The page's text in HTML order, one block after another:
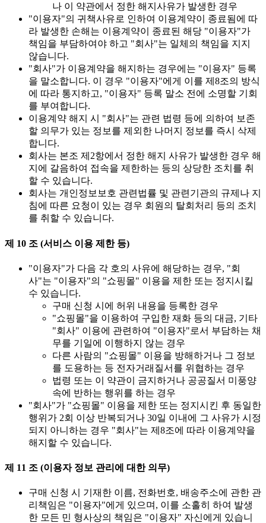
나 이 약관에서 정한 해지사유가 발생한 경우
"이용자"의 귀책사유로 인하여 이용계약이 종료됨에 따
라 발생한 손해는 이용계약이 종료된 해당 "이용자"가
책임을 부담하여야 하고 "회사"는 일체의 책임을 지지
않습니다.
"회사"가 이용계약을 해지하는 경우에는 "이용자" 등록
을 말소합니다. 이 경우 "이용자"에게 이를 제8조의 방식
에 따라 통지하고, "이용자" 등록 말소 전에 소명할 기회
를 부여합니다.
이용계약 해지 시 "회사"는 관련 법령 등에 의하여 보존
할 의무가 있는 정보를 제외한 나머지 정보를 즉시 삭제
합니다.
회사는 본조 제2항에서 정한 해지 사유가 발생한 경우 해
지에 갈음하여 접속을 제한하는 등의 상당한 조치를 취
할 수 있습니다.
회사는 개인정보보호 관련법률 및 관련기관의 규제나 지
침에 따른 요청이 있는 경우 회원의 탈회처리 등의 조치
를 취할 수 있습니다.
제 10 조 (서비스 이용 제한 등)
"이용자"가 다음 각 호의 사유에 해당하는 경우, "회
사"는 "이용자"의 "쇼핑몰" 이용을 제한 또는 정지시킬
수 있습니다.
구매 신청 시에 허위 내용을 등록한 경우
"쇼핑몰"을 이용하여 구입한 재화 등의 대금, 기타
"회사" 이용에 관련하여 "이용자"로서 부담하는 채
무를 기일에 이행하지 않는 경우
다른 사람의 "쇼핑몰" 이용을 방해하거나 그 정보
를 도용하는 등 전자거래질서를 위협하는 경우
법령 또는 이 약관이 금지하거나 공공질서 미풍양
속에 반하는 행위를 하는 경우
"회사"가 "쇼핑몰" 이용을 제한 또는 정지시킨 후 동일한
행위가 2회 이상 반복되거나 30일 이내에 그 사유가 시정
되지 아니하는 경우 "회사"는 제8조에 따라 이용계약을
해지할 수 있습니다.
제 11 조 (이용자 정보 관리에 대한 의무)
구매 신청 시 기재한 이름, 전화번호, 배송주소에 관한 관
리책임은 "이용자"에게 있으며, 이를 소홀히 하여 발생
한 모든 민 형사상의 책임은 "이용자" 자신에게 있습니